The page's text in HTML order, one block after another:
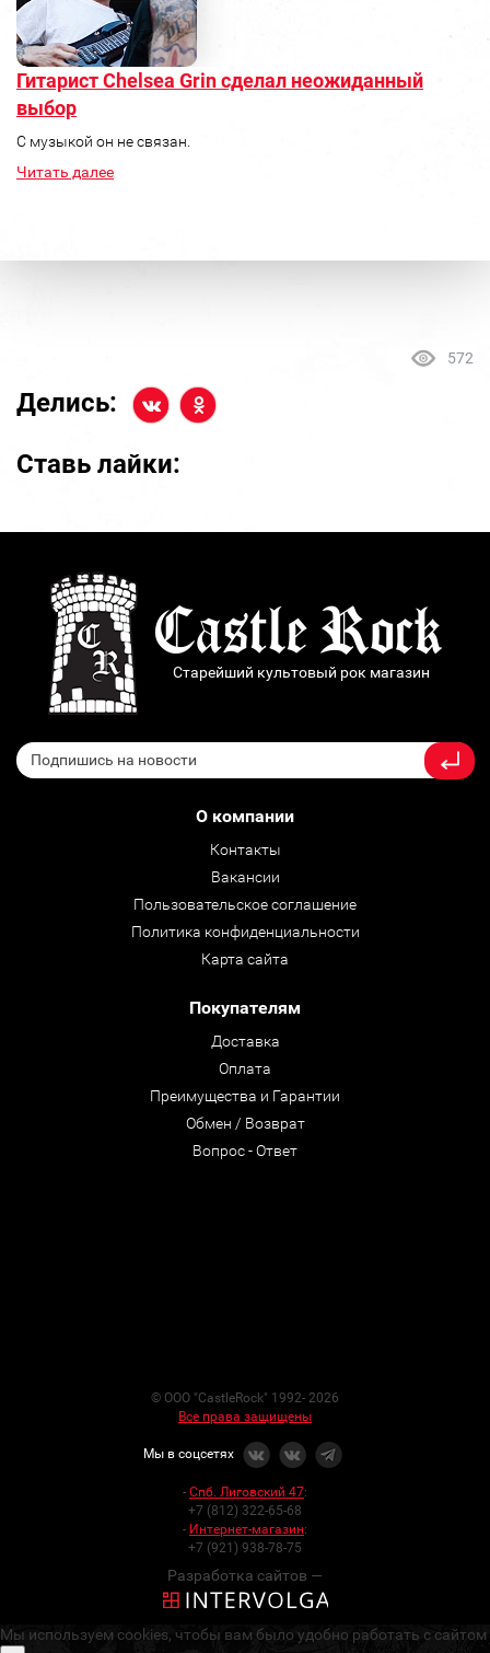
Гитарист Chelsea Grin сделал неожиданный
выбор
С музыкой он не связан.
Читать далее
572
Делись:
Ставь лайки:
Старейший культовый рок магазин
О компании
Контакты
Вакансии
Пользовательское соглашение
Политика конфиденциальности
Карта сайта
Покупателям
Доставка
Оплата
Преимущества и Гарантии
Обмен / Возврат
Вопрос - Ответ
© ООО "CastleRock" 1992- 2026
Все права защищены
Мы в соцсетях
- Спб. Лиговский 47:
+7 (812) 322-65-68
- Интернет-магазин:
+7 (921) 938-78-75
Разработка сайтов —
Мы используем cookies, чтобы вам было удобно работать с сайтом